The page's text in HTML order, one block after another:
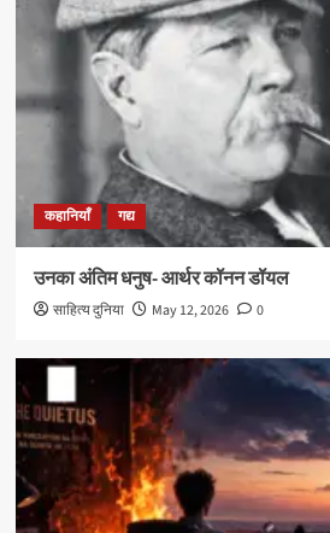
कहानियाँ गद्य
उनका अंतिम धनुष- आर्थर कॉनन डॉयल
साहित्य दुनिया May 12, 2026 0